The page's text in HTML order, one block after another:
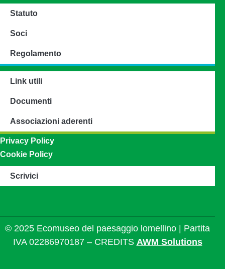
Statuto
Soci
Regolamento
Link utili
Documenti
Associazioni aderenti
Privacy Policy
Cookie Policy
Scrivici
© 2025 Ecomuseo del paesaggio lomellino | Partita
IVA 02286970187 – CREDITS AWM Solutions